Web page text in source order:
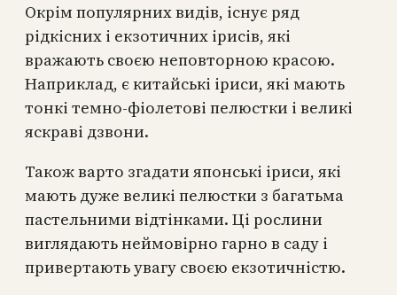
Окрім популярних видів, існує ряд
рідкісних і екзотичних ірисів, які
вражають своєю неповторною красою.
Наприклад, є китайські іриси, які мають
тонкі темно-фіолетові пелюстки і великі
яскраві дзвони.
Також варто згадати японські іриси, які
мають дуже великі пелюстки з багатьма
пастельними відтінками. Ці рослини
виглядають неймовірно гарно в саду і
привертають увагу своєю екзотичністю.